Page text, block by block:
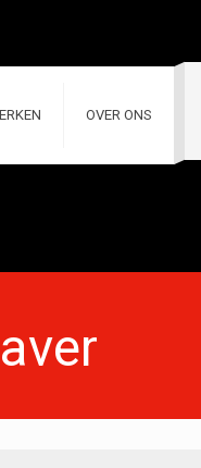
OVER ONS